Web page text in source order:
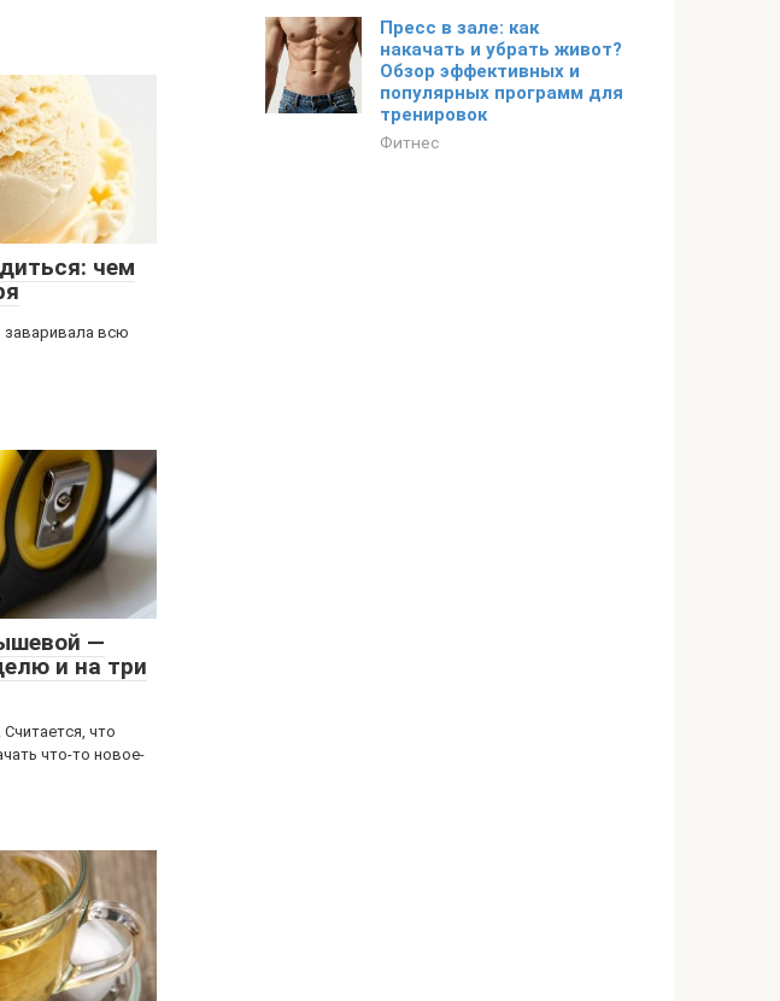
чем
заваривала всю
—
и на три
что
что-то новое-
Пресс в зале: как
накачать и убрать живот?
Обзор эффективных и
популярных программ для
тренировок
Фитнес